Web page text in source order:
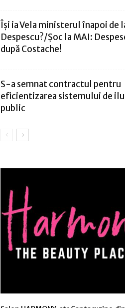
Își ia Vela ministerul înapoi de
Despescu?/Șoc la MAI:
după Costache!
S-a semnat contractul pentru
eficientizarea sistemului de
public